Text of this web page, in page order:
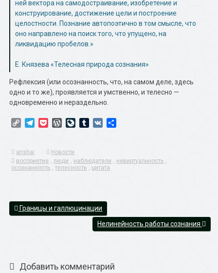
ней вектора на самодостраивание, изобретение и
конструирование, достижение цели и построение
целостности. Познание автопоэтично в том смысле, что
оно направлено на поиск того, что упущено, на
ликвидацию пробелов.»
Е. Князева «Телесная природа сознания»
Рефлексия (или осознанность, что, на самом деле, здесь
одно и то же), проявляется и умственно, и телесно —
одновременно и нераздельно.
Copy TelegramPocketWordPress
LiveJournal
Tumblr
VK
arishai
Новости
восприятие ,люди , наблюдатели , невиртуальность ,
осознанность ,телесность , цитата
Границы и галлюцинации
Нелинейность работы сознания
Добавить комментарий